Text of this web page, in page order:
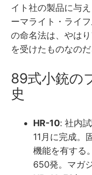
イト社の製品に与
ーマライト・ライ
の命名法は、やは
を受けたものなのだ
89式小銃の
史
HR-10: 社内
11月に完成。
機能を有する
650発。マガ